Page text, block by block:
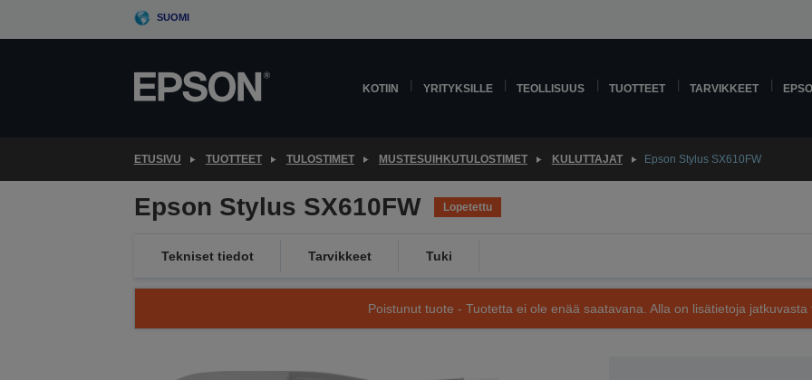
SUOMI
KOTIIN YRITYKSILLE TEOLLISUUS TUOTTEET TARVIKKEET
ETUSIVU TUOTTEET TULOSTIMET MUSTESUIHKUTULOSTIMET KULUTTAJAT Epson Stylus SX610FW
Epson Stylus SX610FW Lopetettu
Tekniset tiedot Tarvikkeet Tuki
Poistunut tuote - Tuotetta ei ole enää saatavana. Alla on lisätietoja jatkuvasta